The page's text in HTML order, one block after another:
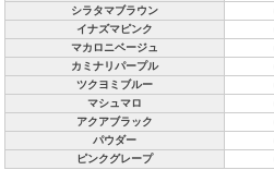
シラタマブラウン
イナズマピンク
マカロニベージュ
カミナリパープル
ツクヨミブルー
マシュマロ
アクアブラック
パウダー
ピンクグレープ